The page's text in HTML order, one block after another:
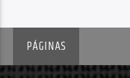
PÁGINAS